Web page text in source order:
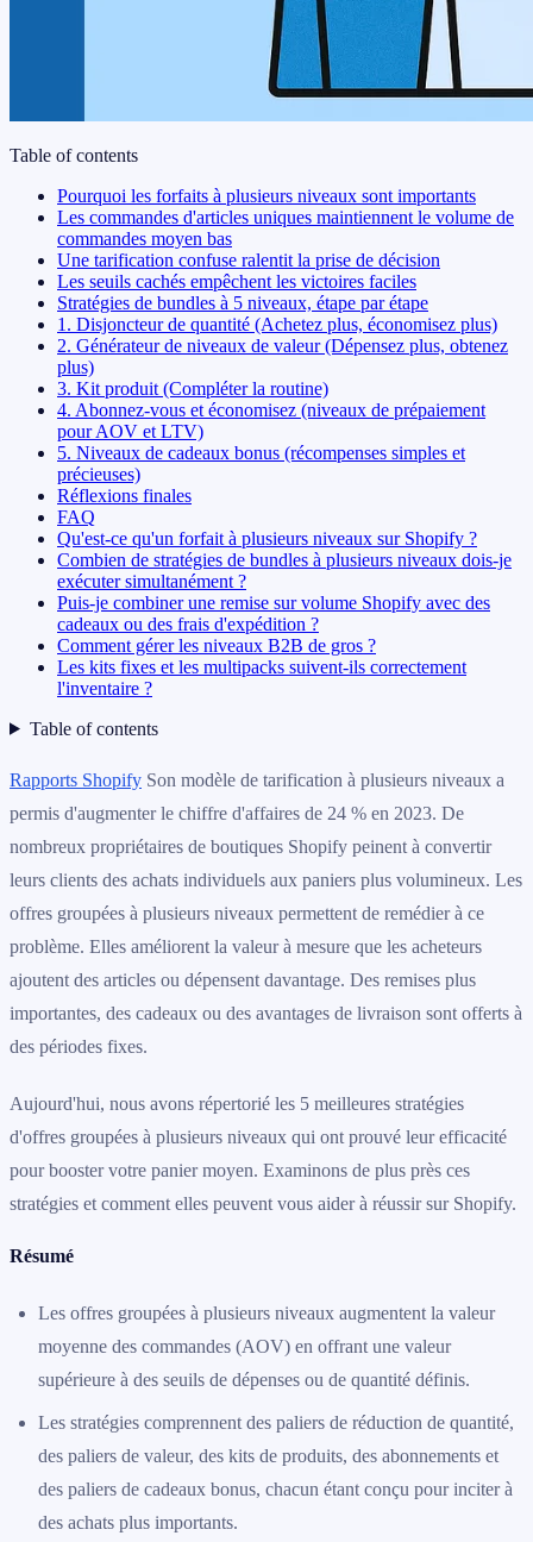
Table of contents
Pourquoi les forfaits à plusieurs niveaux sont importants
Les commandes d'articles uniques maintiennent le volume de
commandes moyen bas
Une tarification confuse ralentit la prise de décision
Les seuils cachés empêchent les victoires faciles
Stratégies de bundles à 5 niveaux, étape par étape
1. Disjoncteur de quantité (Achetez plus, économisez plus)
2. Générateur de niveaux de valeur (Dépensez plus, obtenez
plus)
3. Kit produit (Compléter la routine)
4. Abonnez-vous et économisez (niveaux de prépaiement
pour AOV et LTV)
5. Niveaux de cadeaux bonus (récompenses simples et
précieuses)
Réflexions finales
FAQ
Qu'est-ce qu'un forfait à plusieurs niveaux sur Shopify ?
Combien de stratégies de bundles à plusieurs niveaux dois-je
exécuter simultanément ?
Puis-je combiner une remise sur volume Shopify avec des
cadeaux ou des frais d'expédition ?
Comment gérer les niveaux B2B de gros ?
Les kits fixes et les multipacks suivent-ils correctement
l'inventaire ?
Table of contents
Rapports Shopify Son modèle de tarification à plusieurs niveaux a
permis d'augmenter le chiffre d'affaires de 24 % en 2023. De
nombreux propriétaires de boutiques Shopify peinent à convertir
leurs clients des achats individuels aux paniers plus volumineux. Les
offres groupées à plusieurs niveaux permettent de remédier à ce
problème. Elles améliorent la valeur à mesure que les acheteurs
ajoutent des articles ou dépensent davantage. Des remises plus
importantes, des cadeaux ou des avantages de livraison sont offerts à
des périodes fixes.
Aujourd'hui, nous avons répertorié les 5 meilleures stratégies
d'offres groupées à plusieurs niveaux qui ont prouvé leur efficacité
pour booster votre panier moyen. Examinons de plus près ces
stratégies et comment elles peuvent vous aider à réussir sur Shopify.
Résumé
Les offres groupées à plusieurs niveaux augmentent la valeur
moyenne des commandes (AOV) en offrant une valeur
supérieure à des seuils de dépenses ou de quantité définis.
Les stratégies comprennent des paliers de réduction de quantité,
des paliers de valeur, des kits de produits, des abonnements et
des paliers de cadeaux bonus, chacun étant conçu pour inciter à
des achats plus importants.